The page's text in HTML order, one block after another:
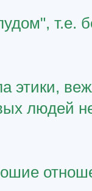
т.е.
этики,
людей